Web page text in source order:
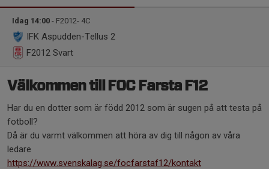
Idag 14:00 - F2012- 4C
IFK Aspudden-Tellus 2
F2012 Svart
Välkommen till FOC Farsta F12
Har du en dotter som är född 2012 som är sugen på att testa på
fotboll?
Då är du varmt välkommen att höra av dig till någon av våra
ledare
https://www.svenskalag.se/focfarstaf12/kontakt